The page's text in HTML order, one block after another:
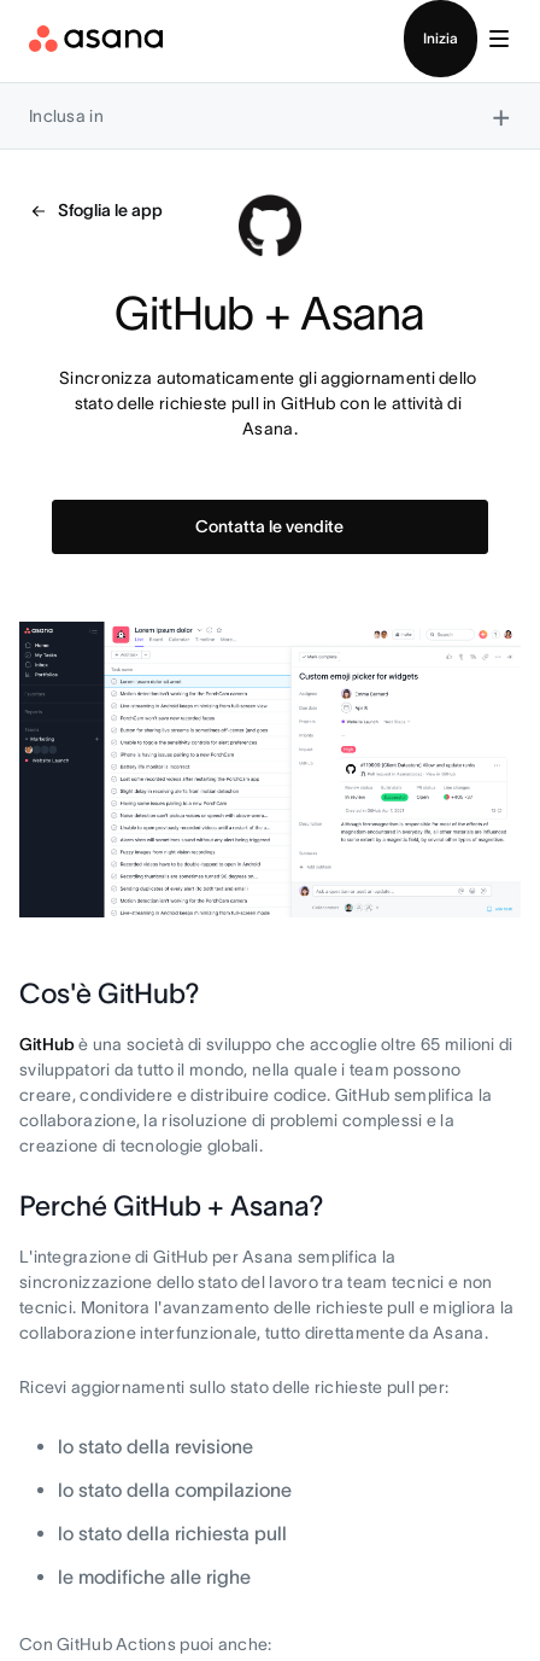
Inizia
Inclusa in ×
Sfoglia le app
GitHub + Asana
Sincronizza automaticamente gli aggiornamenti dello
stato delle richieste pull in GitHub con le attività di
Asana.
Contatta le vendite
Cos'è GitHub?
GitHubè una società di sviluppo che accoglie oltre 65 milioni di
sviluppatori da tutto il mondo, nella quale i team possono
creare, condividere e distribuire codice. GitHub semplifica la
collaborazione, la risoluzione di problemi complessi e la
creazione di tecnologie globali.
Perché GitHub + Asana?
L'integrazione di GitHub per Asana semplifica la
sincronizzazione dello stato del lavoro tra team tecnici e non
tecnici. Monitora l'avanzamento delle richieste pull e migliora la
collaborazione interfunzionale, tutto direttamente da Asana.
Ricevi aggiornamenti sullo stato delle richieste pull per:
lo stato della revisione
lo stato della compilazione
lo stato della richiesta pull
le modifiche alle righe
Con GitHub Actions puoi anche: